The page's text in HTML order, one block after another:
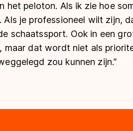
het peloton. Als ik zie hoe
Als je professioneel wilt zijn,
schaatssport. Ook in een
dat wordt niet als
zou kunnen zijn.’’